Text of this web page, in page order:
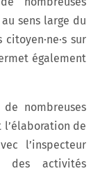
sens large du
sur
également
nombreuses
de
l’inspecteur
des activités